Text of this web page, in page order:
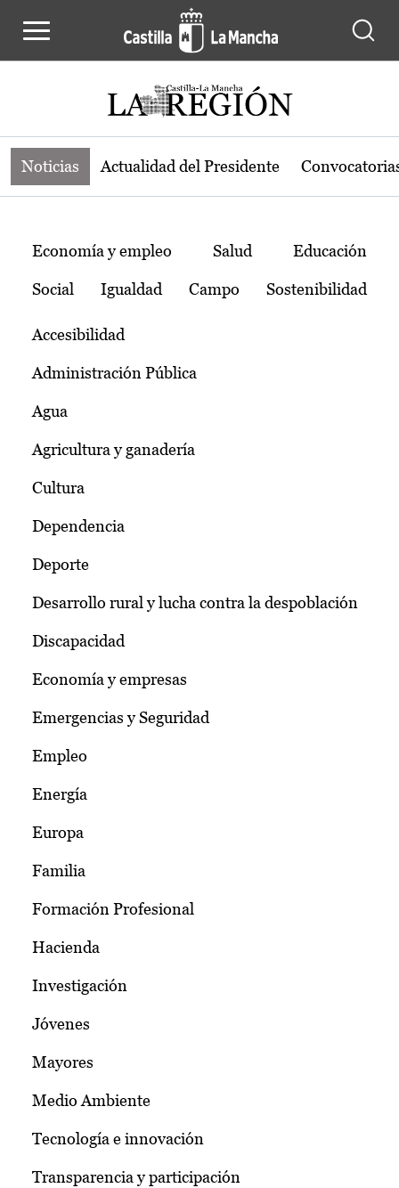
Noticias de la región de Castilla-La
Noticias Actualidad del Presidente
Temas
Economía y empleo Salud Educación
Social Igualdad Campo Sostenibilidad
Accesibilidad
Administración Pública
Agua
Agricultura y ganadería
Cultura
Dependencia
Deporte
Desarrollo rural y lucha contra la despoblación
Discapacidad
Economía y empresas
Emergencias y Seguridad
Empleo
Energía
Europa
Familia
Formación Profesional
Hacienda
Investigación
Jóvenes
Mayores
Medio Ambiente
Tecnología e innovación
Transparencia y participación